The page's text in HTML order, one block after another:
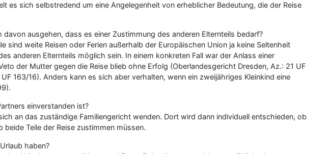
sich selbstredend um eine Angelegenheit von erheblicher Bedeutung, die der Reise
ausgehen, dass es einer Zustimmung des anderen Elternteils bedarf?
weite Reisen oder Ferien außerhalb der Europäischen Union ja keine Seltenheit
anderen Elternteils möglich sein. In einem konkreten Fall war der Anlass einer
der Mutter gegen die Reise blieb ohne Erfolg (Oberlandesgericht Dresden, Az.: 21 UF
163/16). Anders kann es sich aber verhalten, wenn ein zweijähriges Kleinkind eine
einverstanden ist?
an das zuständige Familiengericht wenden. Dort wird dann individuell entschieden, ob
Teile der Reise zustimmen müssen.
haben?